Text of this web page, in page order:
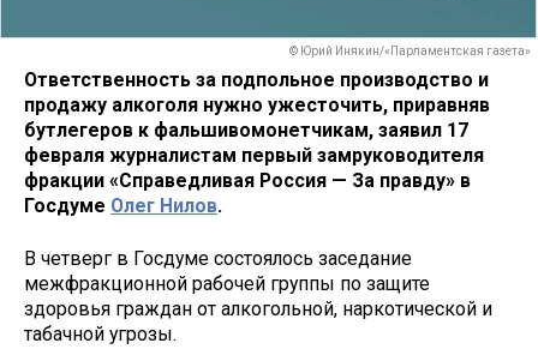
© Юрий Инякин/«Парламентская газета»
Ответственность за подпольное производство и
продажу алкоголя нужно ужесточить, приравняв
бутлегеров к фальшивомонетчикам, заявил 17
февраля журналистам первый замруководителя
фракции «Справедливая Россия — За правду» в
Госдуме Олег Нилов.
В четверг в Госдуме состоялось заседание
межфракционной рабочей группы по защите
здоровья граждан от алкогольной, наркотической и
табачной угрозы.